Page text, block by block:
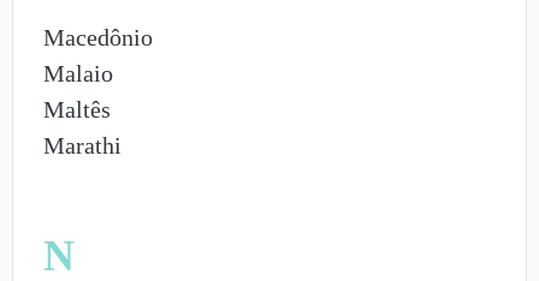
Macedônio
Malaio
Maltês
Marathi
N